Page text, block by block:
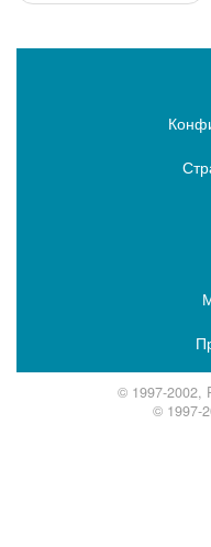
© 1997-2002,
© 1997-